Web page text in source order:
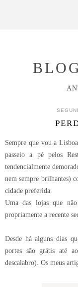
Sempre que vou a
passeio a pé pelos
tendencialmente
nem sempre brilhantes)
cidade preferida.
Uma das lojas que
propriamente a recente
Desde há alguns dias
portes são grátis até
descalabro). Os meus